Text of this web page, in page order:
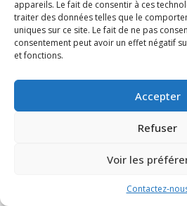
appareils. Le fait de consentir à ces
traiter des données telles que le
uniques sur ce site. Le fait de ne pas
consentement peut avoir un effet négatif
et fonctions.
Accepter
Refuser
Voir les
Contactez-
FAQ Mentions